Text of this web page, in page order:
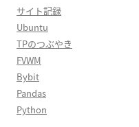
サイト記録
Ubuntu
TPのつぶやき
FVWM
Bybit
Pandas
Python